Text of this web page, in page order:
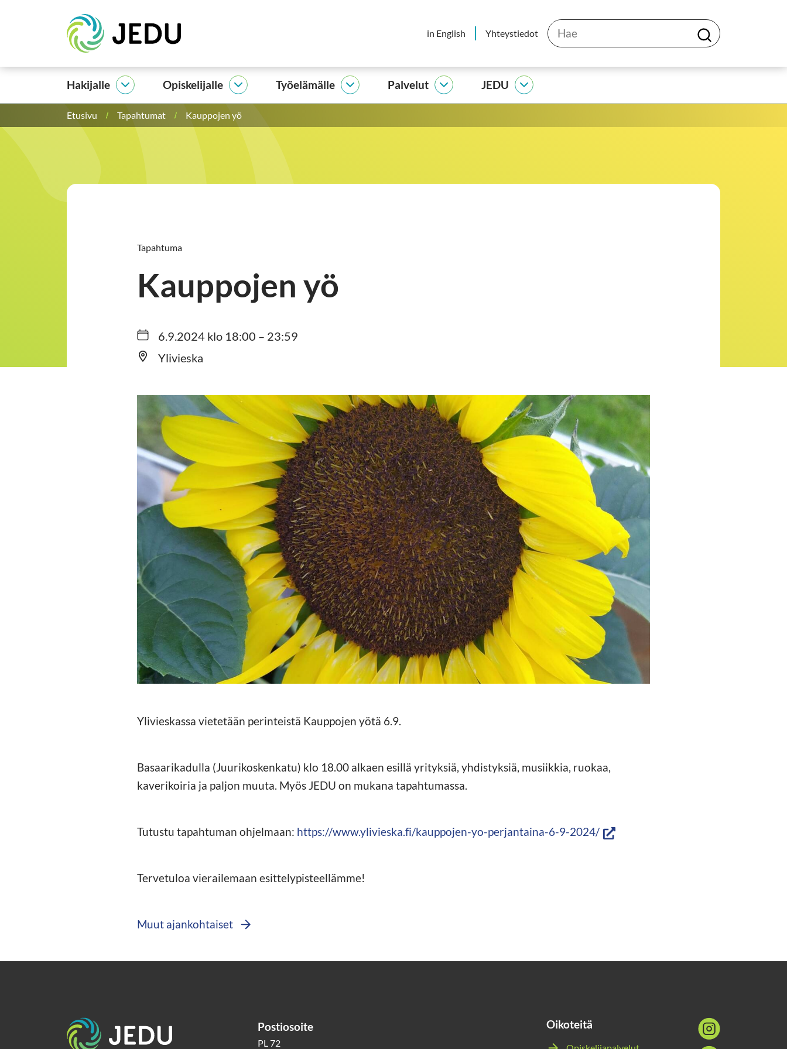
sisältöön
Etusivu
in English Yhteystiedot Hae
H
a
Hakijalle
Hakijalle
alasivut
Opiskelijalle
Opiskelijalle
alasivut
Työelämälle
Työelämälle
alasivut
Palvelut
Palvelut
alasivut
JEDU
JEDU
alasivut
Etusivu Tapahtumat Kauppojen yö
Tapahtuma
Kauppojen yö
6.9.2024 klo 18:00 – 23:59
Ylivieska
Ylivieskassa vietetään perinteistä Kauppojen yötä 6.9.
Basaarikadulla (Juurikoskenkatu) klo 18.00 alkaen esillä yrityksiä, yhdistyksiä, musiikkia, ruokaa,
kaverikoiria ja paljon muuta. Myös JEDU on mukana tapahtumassa.
Tutustu tapahtuman ohjelmaan: https://www.ylivieska.fi/kauppojen-yo-perjantaina-6-9-2024/(siirryt
Tervetuloa vierailemaan esittelypisteellämme!
Muut ajankohtaiset
Etusivu Postiosoite
PL 72
Oikoteitä
Sosiaalinen
media: